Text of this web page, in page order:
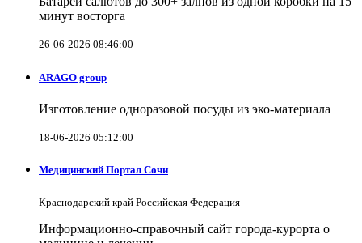
минут восторга
26-06-2026 08:46:00
ARAGO group
Изготовление одноразовой посуды из эко-материала
18-06-2026 05:12:00
Медицинский Портал Сочи
Краснодарский край Российская Федерация
Информационно-справочный сайт города-курорта о